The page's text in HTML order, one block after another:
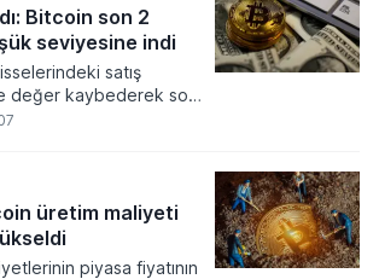
Bitcoin son 2
seviyesine indi
satış
değer kaybederek son
seviyesini gördü.
üretim maliyeti
piyasa fiyatının